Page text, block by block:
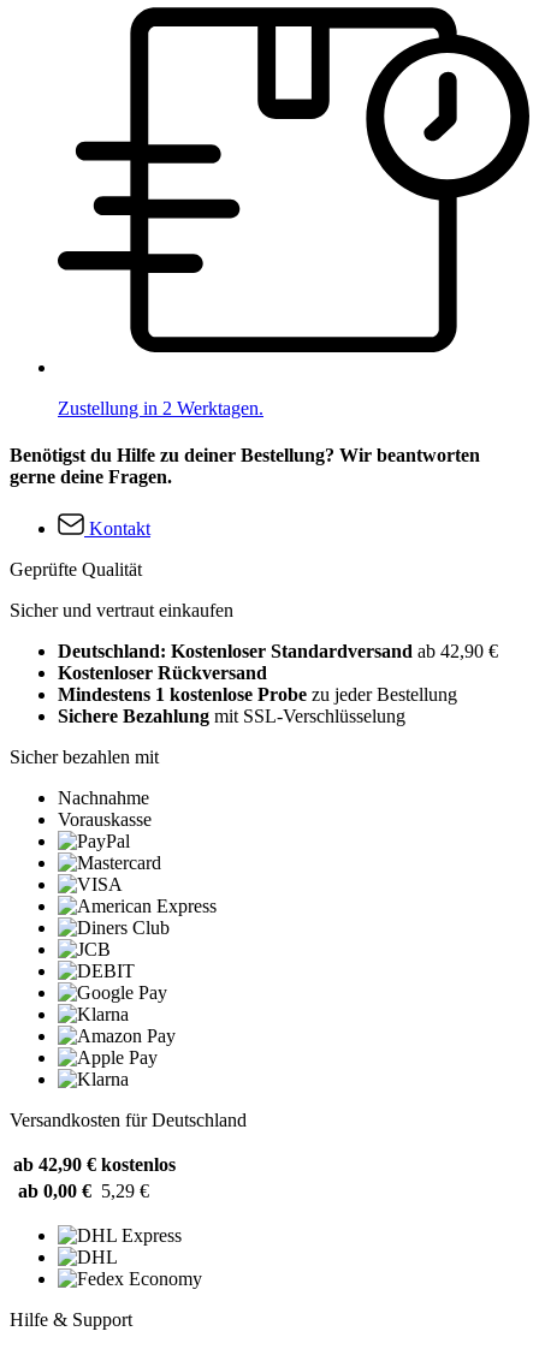
Zustellung in 2 Werktagen.
Benötigst du Hilfe zu deiner Bestellung? Wir beantworten
gerne deine Fragen.
Kontakt
Geprüfte Qualität
Sicher und vertraut einkaufen
Deutschland: Kostenloser Standardversand ab 42,90 €
Kostenloser Rückversand
Mindestens 1 kostenlose Probe zu jeder Bestellung
Sichere Bezahlung mit SSL-Verschlüsselung
Sicher bezahlen mit
Nachnahme
Vorauskasse
Versandkosten für Deutschland
ab 42,90 € kostenlos
ab 0,00 € 5,29 €
Hilfe & Support